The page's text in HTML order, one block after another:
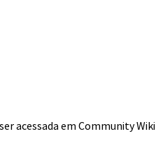
acessada em Community Wiki